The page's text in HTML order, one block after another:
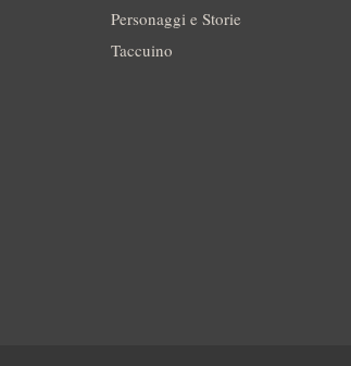
Personaggi e Storie
Taccuino